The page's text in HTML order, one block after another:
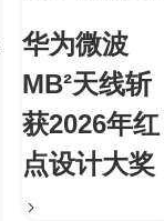
华为微波
MB²天线斩
获2026年红
点设计大奖